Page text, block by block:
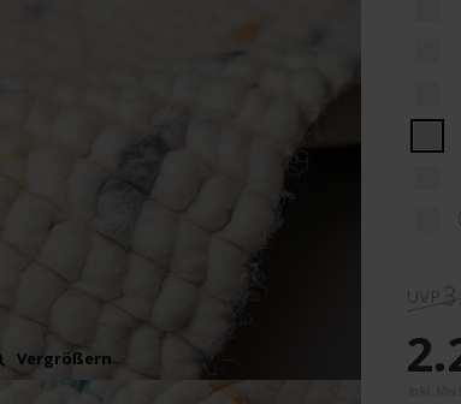
Vergrößern